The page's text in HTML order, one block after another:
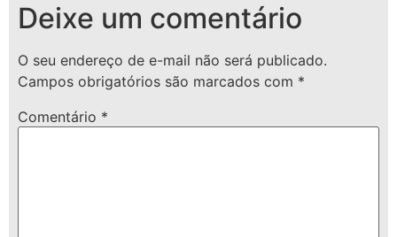
Deixe um comentário
O seu endereço de e-mail não será publicado.
Campos obrigatórios são marcados com *
Comentário *